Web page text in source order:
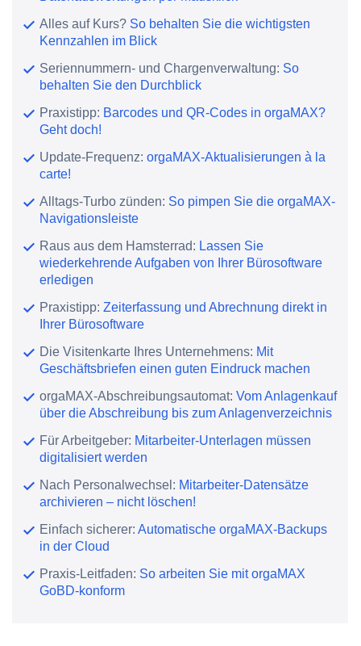
Alles auf Kurs? So behalten Sie die wichtigsten
Kennzahlen im Blick
Seriennummern- und Chargenverwaltung: So
behalten Sie den Durchblick
Praxistipp: Barcodes und QR-Codes in orgaMAX?
Geht doch!
Update-Frequenz:orgaMAX-Aktualisierungen à la
carte!
Alltags-Turbo zünden: So pimpen Sie die orgaMAX-
Navigationsleiste
Raus aus dem Hamsterrad: Lassen Sie
wiederkehrende Aufgaben von Ihrer Bürosoftware
erledigen
Praxistipp:Zeiterfassung und Abrechnung direkt in
Ihrer Bürosoftware
Die Visitenkarte Ihres Unternehmens: Mit
Geschäftsbriefen einen guten Eindruck machen
orgaMAX-Abschreibungsautomat:Vom Anlagenkauf
über die Abschreibung bis zum Anlagenverzeichnis
Für Arbeitgeber: Mitarbeiter-Unterlagen müssen
digitalisiert werden
Nach Personalwechsel: Mitarbeiter-Datensätze
archivieren – nicht löschen!
Einfach sicherer:Automatische orgaMAX-Backups
in der Cloud
Praxis-Leitfaden: So arbeiten Sie mit orgaMAX
GoBD-konform